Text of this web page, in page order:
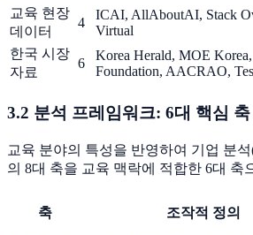
교육 현장
데이터
4
ICAI, AllAboutAI, Stack
Virtual
한국 시장
자료
6
Korea Herald, MOE
Foundation, AACRAO,
3.2 분석 프레임워크: 6대 핵심 축
교육 분야의 특성을 반영하여 기업 분석
의 8대 축을 교육 맥락에 적합한 6대 축
축 조작적 정의